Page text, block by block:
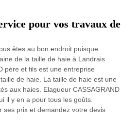
pour vos travaux de
êtes au bon endroit puisque
de la taille de haie à Landrais
père et fils est une entreprise
de haie. La taille de haie est une
aux haies. Elagueur CASSAGRAND
il y en a pour tous les goûts.
ses prix et demandez votre devis